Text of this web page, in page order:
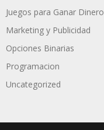
Juegos para Ganar Dinero
Marketing y Publicidad
Opciones Binarias
Programacion
Uncategorized